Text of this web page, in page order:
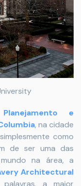
e
, na cidade
como
de ser uma das
na área, a
Architectural